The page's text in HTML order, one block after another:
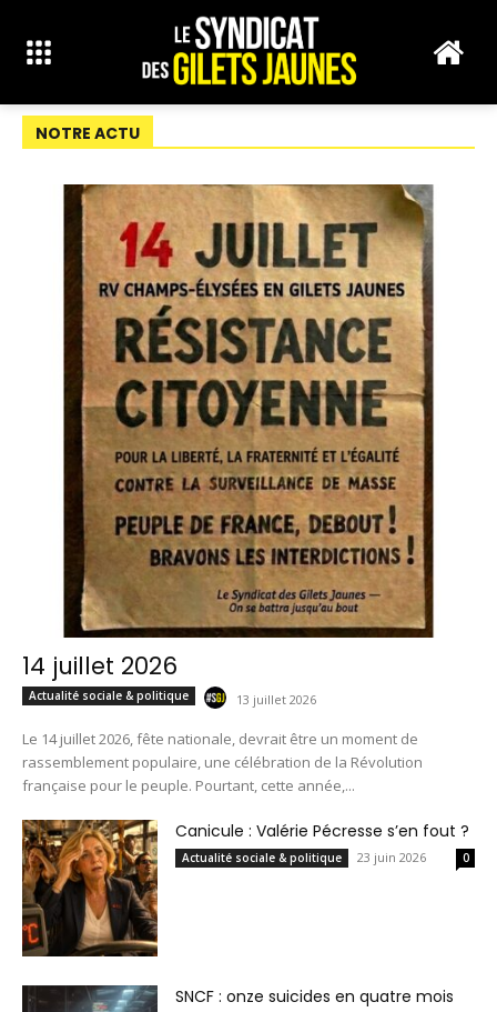
NOTRE ACTU
14 juillet 2026
Actualité sociale & politique 13 juillet 2026
Le 14 juillet 2026, fête nationale, devrait être un moment de
rassemblement populaire, une célébration de la Révolution
française pour le peuple. Pourtant, cette année,...
Canicule : Valérie Pécresse s’en fout ?
Actualité sociale & politique 23 juin 2026 0
SNCF : onze suicides en quatre mois